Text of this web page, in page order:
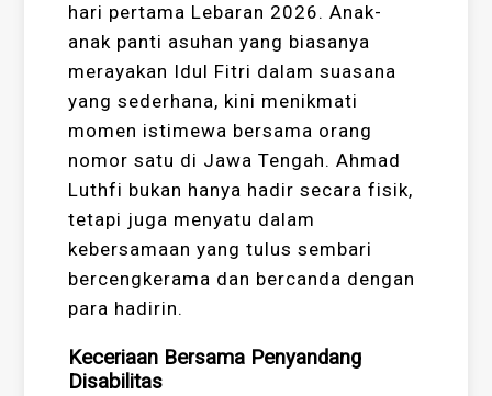
hari pertama Lebaran 2026. Anak-
anak panti asuhan yang biasanya
merayakan Idul Fitri dalam suasana
yang sederhana, kini menikmati
momen istimewa bersama orang
nomor satu di Jawa Tengah. Ahmad
Luthfi bukan hanya hadir secara fisik,
tetapi juga menyatu dalam
kebersamaan yang tulus sembari
bercengkerama dan bercanda dengan
para hadirin.
Keceriaan Bersama Penyandang
Disabilitas